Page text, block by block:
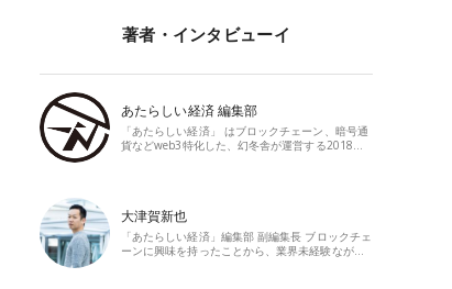
著者・インタビューイ
あたらしい経済 編集部
「あたらしい経済」 はブロックチェーン、暗号通
貨などweb3特化した、幻冬舎が運営する2018…
大津賀新也
「あたらしい経済」編集部 副編集長 ブロックチェ
ーンに興味を持ったことから、業界未経験なが…